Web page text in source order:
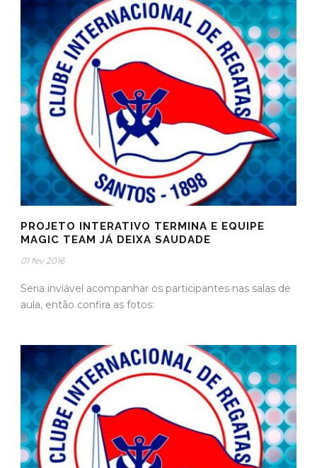
PROJETO INTERATIVO TERMINA E EQUIPE
MAGIC TEAM JÁ DEIXA SAUDADE
01 fev 2016
Seria inviável acompanhar os participantes nas salas de
aula, então confira as fotos: